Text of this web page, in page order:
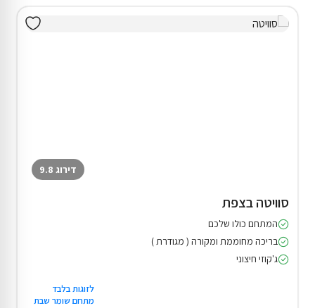
דירוג 9.8
סוויטה בצפת
המתחם כולו שלכם
בריכה מחוממת ומקורה ( מגודרת )
ג'קוזי חיצוני
לזוגות בלבד
מתחם שומר שבת